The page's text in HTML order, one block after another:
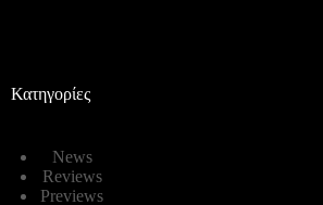
Κατηγορίες
News
Reviews
Previews